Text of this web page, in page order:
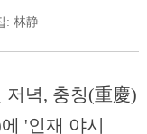
: 林静
저녁, 충칭(重慶)
'인재 야시